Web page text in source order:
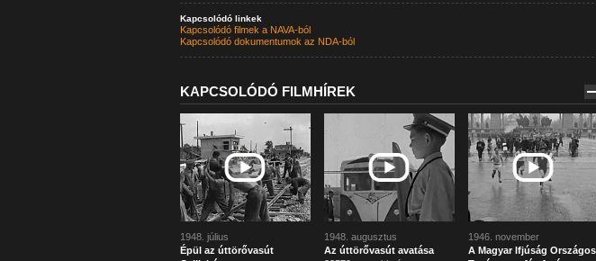
Kapcsolódó linkek
Kapcsolódó filmek a NAVA-ból
Kapcsolódó dokumentumok az NDA-ból
KAPCSOLÓDÓ FILMHÍREK
1948. július
Épül az úttörővasút
1948. augusztus
Az úttörővasút avatása
1946. november
A Magyar Ifjúság Országos